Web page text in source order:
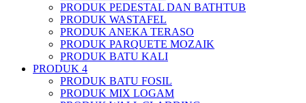
PRODUK PEDESTAL DAN BATHTUB
PRODUK WASTAFEL
PRODUK ANEKA TERASO
PRODUK PARQUETE MOZAIK
PRODUK BATU KALI
PRODUK 4
PRODUK BATU FOSIL
PRODUK MIX LOGAM